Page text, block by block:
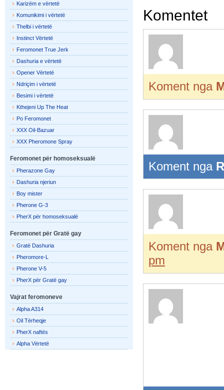
Komentet
Koment nga
Koment nga
Koment nga
pm
Karizëm e vërtetë
Komunikimi i vërtetë
Thelbi i vërtetë
Instinct Vërtetë
Feromonet True Jerk
Dashuria e vërtetë
Opener Vërtetë
Ndriçim i vërtetë
Besimi i vërtetë
Kthejeni Up The Heat
Po Feromonet
XXX Oil-Bazuar
XXX Pheromone Spray
Feromonet për homoseksualë
Pherazone Gay
Dashuria njeriun
Boy mister
Pherone G-3
PherX për homoseksualë
Feromonet për Gratë gay
Gratë Dashuria
Pheromore-L
Pherone V-5
PherX për Gratë gay
Vajrat feromoneve
Alpha A314
Oil Tërheqje
PherX naftës
Alpha Vërtetë